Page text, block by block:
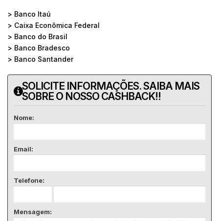
> Banco Itaú
> Caixa Econômica Federal
> Banco do Brasil
> Banco Bradesco
> Banco Santander
SOLICITE INFORMAÇÕES. SAIBA MAIS
SOBRE O NOSSO CASHBACK!!
Nome:
Email:
Telefone:
Mensagem: